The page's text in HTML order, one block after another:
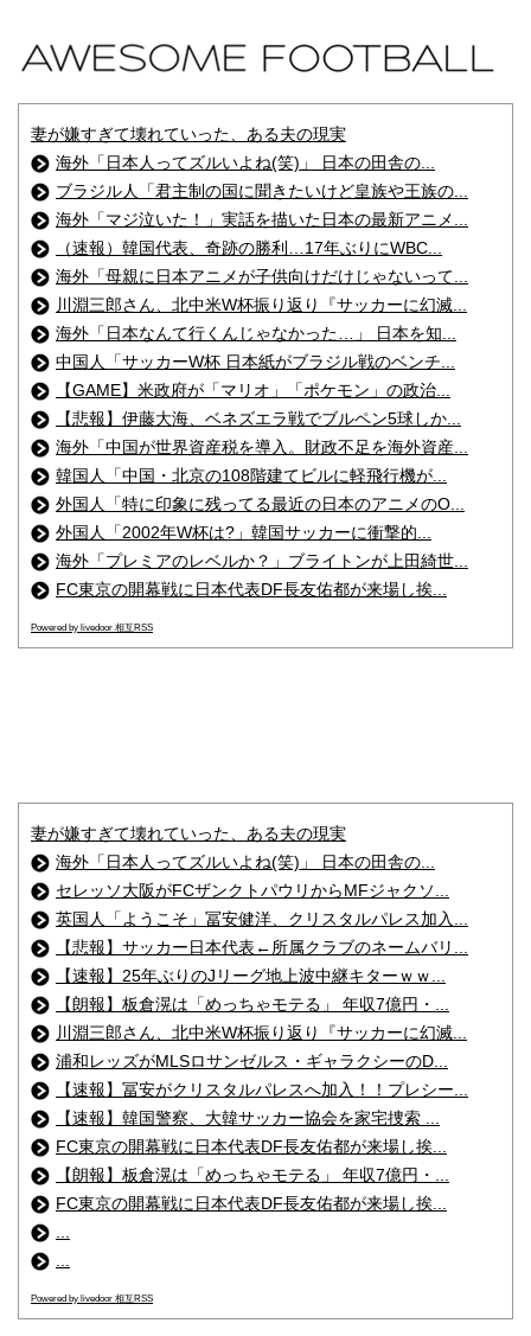
妻が嫌すぎて壊れていった、ある夫の現実
海外「日本人ってズルいよね(笑)」 日本の田舎の...
ブラジル人「君主制の国に聞きたいけど皇族や王族の...
海外「マジ泣いた！」実話を描いた日本の最新アニメ...
（速報）韓国代表、奇跡の勝利…17年ぶりにWBC...
海外「母親に日本アニメが子供向けだけじゃないって...
川淵三郎さん、北中米W杯振り返り『サッカーに幻滅...
海外「日本なんて行くんじゃなかった…」 日本を知...
中国人「サッカーW杯 日本紙がブラジル戦のベンチ...
【GAME】米政府が「マリオ」「ポケモン」の政治...
【悲報】伊藤大海、ベネズエラ戦でブルペン5球しか...
海外「中国が世界資産税を導入。財政不足を海外資産...
韓国人「中国・北京の108階建てビルに軽飛行機が...
外国人「特に印象に残ってる最近の日本のアニメのO...
外国人「2002年W杯は?」韓国サッカーに衝撃的...
海外「プレミアのレベルか？」ブライトンが上田綺世...
FC東京の開幕戦に日本代表DF長友佑都が来場し挨...
Powered by livedoor 相互RSS
妻が嫌すぎて壊れていった、ある夫の現実
海外「日本人ってズルいよね(笑)」 日本の田舎の...
セレッソ大阪がFCザンクトパウリからMFジャクソ...
英国人「ようこそ」冨安健洋、クリスタルパレス加入...
【悲報】サッカー日本代表←所属クラブのネームバリ...
【速報】25年ぶりのJリーグ地上波中継キターｗｗ...
【朗報】板倉滉は「めっちゃモテる」 年収7億円・...
川淵三郎さん、北中米W杯振り返り『サッカーに幻滅...
浦和レッズがMLSロサンゼルス・ギャラクシーのD...
【速報】冨安がクリスタルパレスへ加入！！プレシー...
【速報】韓国警察、大韓サッカー協会を家宅捜索 ...
FC東京の開幕戦に日本代表DF長友佑都が来場し挨...
【朗報】板倉滉は「めっちゃモテる」 年収7億円・...
FC東京の開幕戦に日本代表DF長友佑都が来場し挨...
Powered by livedoor 相互RSS